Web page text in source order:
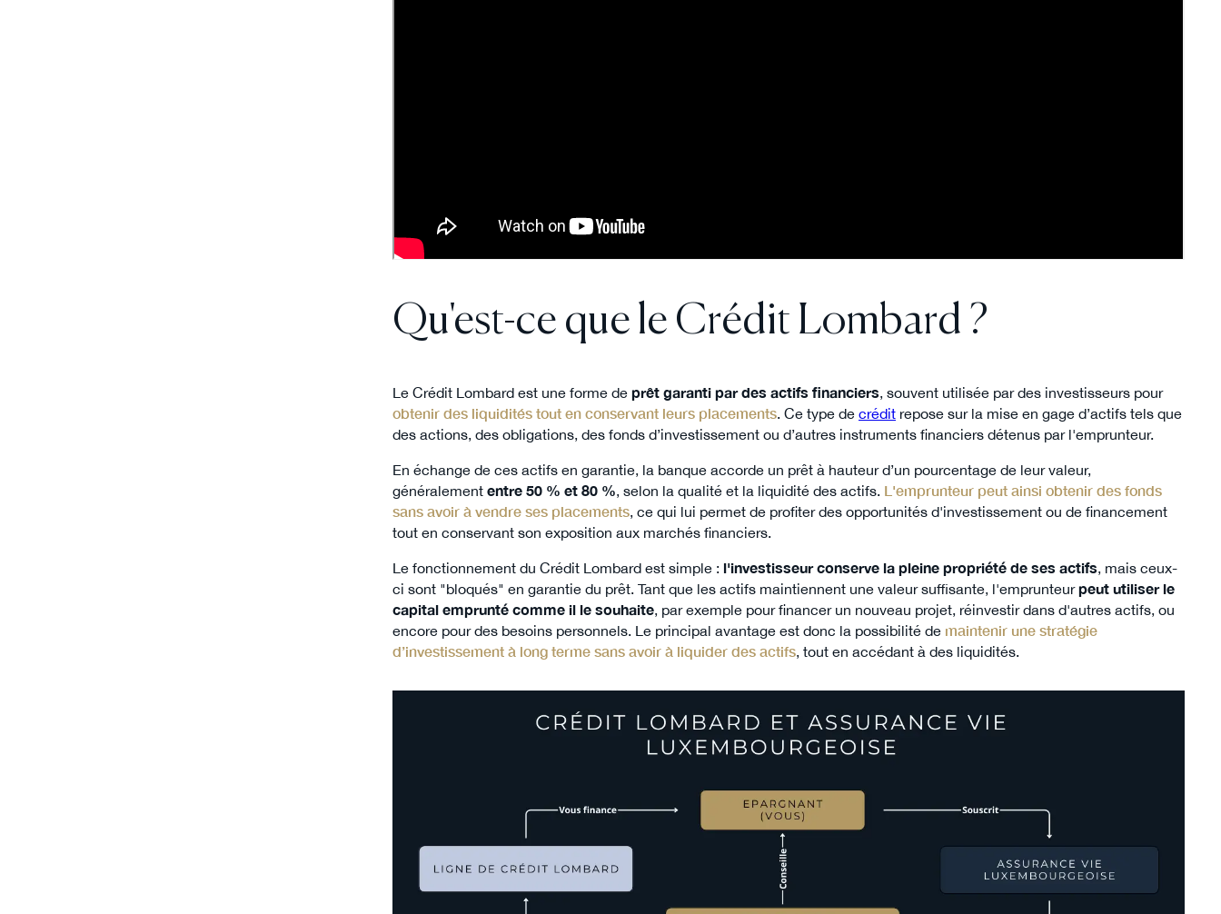
Qu'est-ce que le Crédit Lombard ?
Le Crédit Lombard est une forme de prêt garanti par des actifs financiers, souvent utilisée par des investisseurs pour
obtenir des liquidités tout en conservant leurs placements. Ce type de crédit repose sur la mise en gage d’actifs tels que
des actions, des obligations, des fonds d’investissement ou d’autres instruments financiers détenus par l'emprunteur.
En échange de ces actifs en garantie, la banque accorde un prêt à hauteur d’un pourcentage de leur valeur,
généralement entre 50 % et 80 %, selon la qualité et la liquidité des actifs. L'emprunteur peut ainsi obtenir des fonds
sans avoir à vendre ses placements, ce qui lui permet de profiter des opportunités d'investissement ou de financement
tout en conservant son exposition aux marchés financiers.
Le fonctionnement du Crédit Lombard est simple : l'investisseur conserve la pleine propriété de ses actifs, mais ceux-
ci sont "bloqués" en garantie du prêt. Tant que les actifs maintiennent une valeur suffisante, l'emprunteurpeut utiliser le
capital emprunté comme il le souhaite, par exemple pour financer un nouveau projet, réinvestir dans d'autres actifs, ou
encore pour des besoins personnels. Le principal avantage est donc la possibilité de maintenir une stratégie
d’investissement à long terme sans avoir à liquider des actifs, tout en accédant à des liquidités.